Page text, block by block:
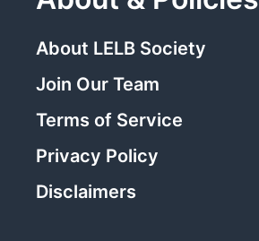
About LELB Society
Join Our Team
Terms of Service
Privacy Policy
Disclaimers